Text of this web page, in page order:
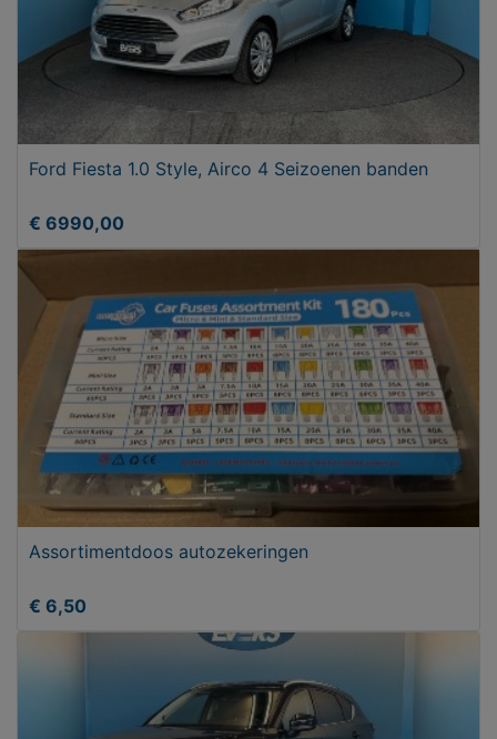
Ford Fiesta 1.0 Style, Airco 4 Seizoenen banden
€ 6990,00
Assortimentdoos autozekeringen
€ 6,50